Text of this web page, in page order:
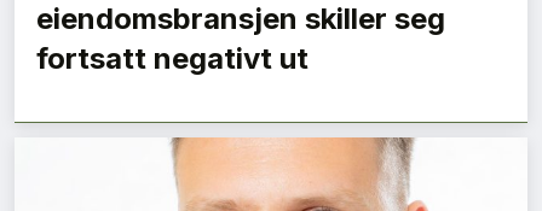
eiendomsbransjen skiller seg
fortsatt negativt ut